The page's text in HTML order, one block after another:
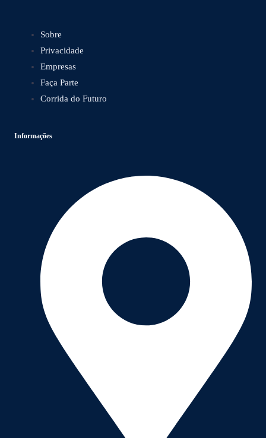
Sobre
Privacidade
Empresas
Faça Parte
Corrida do Futuro
Informações